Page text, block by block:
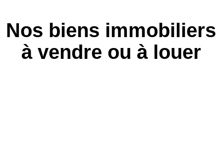
Nos biens immobiliers
à vendre ou à louer